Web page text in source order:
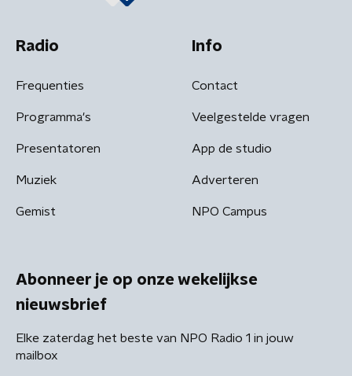
Radio
Frequenties
Programma's
Presentatoren
Muziek
Gemist
Info
Contact
Veelgestelde vragen
App de studio
Adverteren
NPO Campus
Abonneer je op onze wekelijkse
nieuwsbrief
Elke zaterdag het beste van NPO Radio 1 in jouw
mailbox